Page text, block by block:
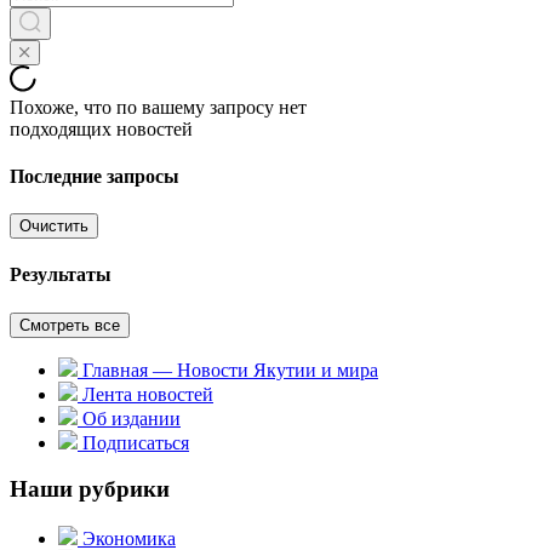
Похоже, что по вашему запросу нет
подходящих новостей
Последние запросы
Очистить
Результаты
Смотреть все
Главная — Новости Якутии и мира
Лента новостей
Об издании
Подписаться
Наши рубрики
Экономика